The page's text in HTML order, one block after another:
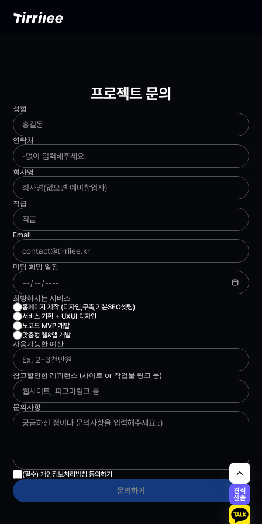
프로젝트 문의
성함
연락처
회사명
직급
Email
미팅 희망 일정
희망하시는 서비스
홈페이지 제작 (디자인,구축,기본SEO셋팅)
서비스 기획 + UXUI 디자인
노코드 MVP 개발
맞춤형 웹&앱 개발
사용가능한 예산
참고할만한 레퍼런스 (사이트 or 작업물 링크 등)
문의사항
(필수) 개인정보처리방침 동의하기
문의하기
견적
산출